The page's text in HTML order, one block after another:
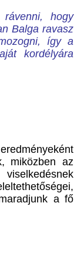
hogy
Balga ravasz
így a
kordélyára
miközben az
a fő